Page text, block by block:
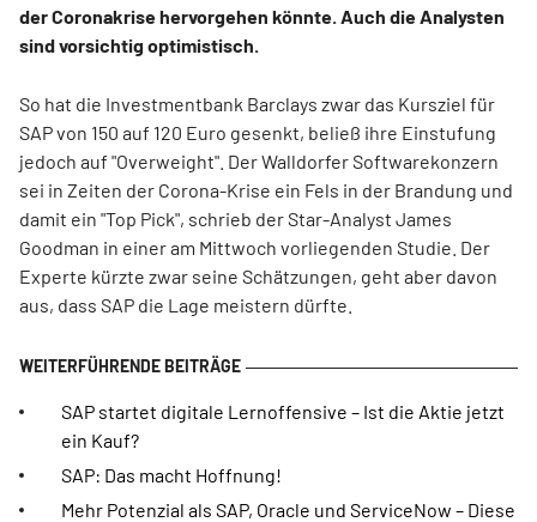
der Coronakrise hervorgehen könnte. Auch die Analysten
sind vorsichtig optimistisch.
So hat die Investmentbank Barclays zwar das Kursziel für
SAP von 150 auf 120 Euro gesenkt, beließ ihre Einstufung
jedoch auf "Overweight". Der Walldorfer Softwarekonzern
sei in Zeiten der Corona-Krise ein Fels in der Brandung und
damit ein "Top Pick", schrieb der Star-Analyst James
Goodman in einer am Mittwoch vorliegenden Studie. Der
Experte kürzte zwar seine Schätzungen, geht aber davon
aus, dass SAP die Lage meistern dürfte.
SAP startet digitale Lernoffensive – Ist die Aktie jetzt
ein Kauf?
SAP: Das macht Hoffnung!
Mehr Potenzial als SAP, Oracle und ServiceNow – Diese